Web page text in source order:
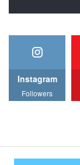
Instagram
Followers